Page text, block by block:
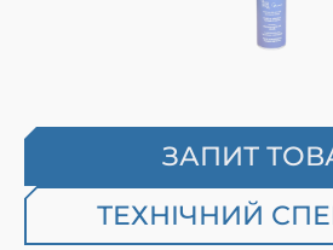
ЗАПИТ
ТЕХНІЧНИЙ